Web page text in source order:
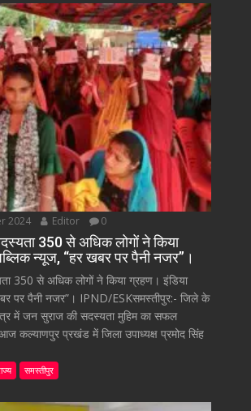
2024 Editor 0
350 से अधिक लोगों ने किया
न्यूज, “हर खबर पर पैनी नजर”।
350 से अधिक लोगों ने किया ग्रहण। इंडिया
पर पैनी नजर”। IPND/ESKसमस्तीपुर:- जिले के
में जन सुराज की सदस्यता मुहिम का सफल
कल्याणपुर प्रखंड में जिला उपाध्यक्ष प्रमोद सिंह
समस्तीपुर